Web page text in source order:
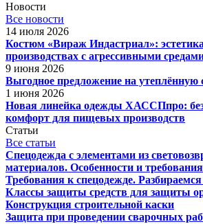
Новости
Все новости
14 июля 2026
Костюм «Вираж Индастриал»: эстетика
производствах с агрессивными
9 июня 2026
Выгодное предложение на утеплённую
1 июня 2026
Новая линейка одежды ХАССПпро:
комфорт для пищевых производств
Статьи
Все статьи
Спецодежда с элементами из
материалов. Особенности и требования
Требования к спецодежде.
Классы защиты средств для защиты
Конструкция строительной каски
Защита при проведении сварочных